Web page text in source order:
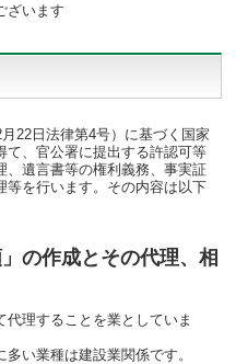
ざいます
22日法律第4号）に基づく国家
て、官公署に提出する許認可等
、遺言書等の権利義務、事実証
等を行います。その内容は以下
の作成とその代理、相
理することを業としていま
い業種は建設業関係です。